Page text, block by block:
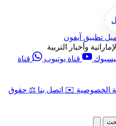
تطبيق آيفون
وأخبار التربية
قناة يوتيوب
قناة
الخصوصية ✉️ اتصل بنا ⚖️ حقوق